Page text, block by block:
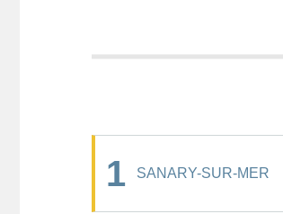
1 SANARY-SUR-MER